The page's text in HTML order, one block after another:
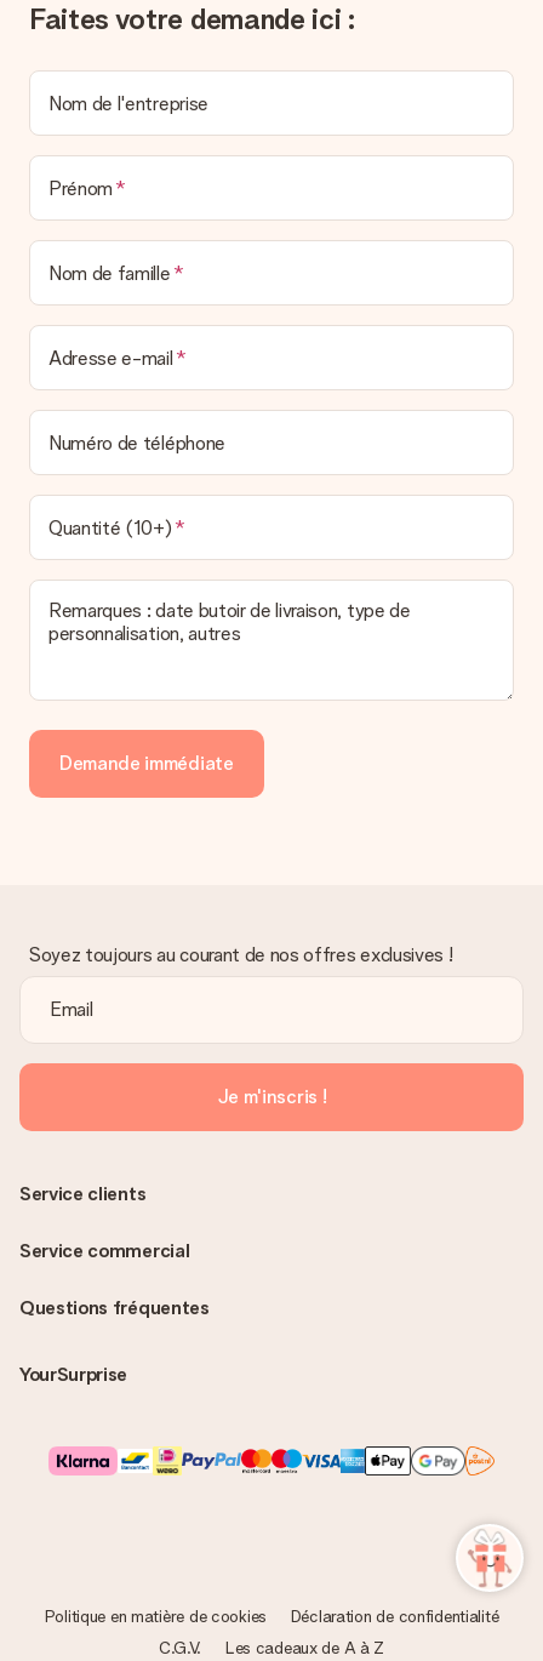
Faites votre demande ici :
Nom de l'entreprise
Prénom
Nom de famille
Adresse e-mail
Numéro de téléphone
Quantité (10+)
Remarques : date butoir de livraison, type de
personnalisation, autres
Demande immédiate
Soyez toujours au courant de nos offres exclusives !
Je m'inscris !
Questions fréquentes
YourSurprise
Service clients
Service commercial
Politique en matière de cookies
Déclaration de confidentialité
C.G.V.
Les cadeaux de A à Z